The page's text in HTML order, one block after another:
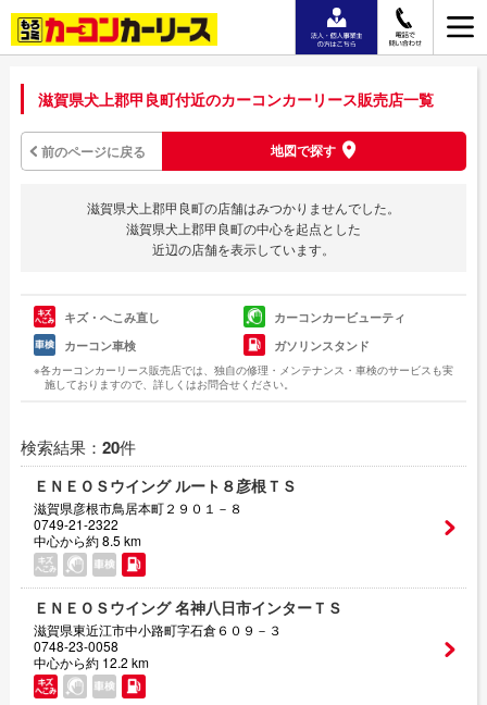
滋賀県犬上郡甲良町付近のカーコンカーリース販売店一覧
前のページに戻る 地図で探す
滋賀県犬上郡甲良町の店舗はみつかりませんでした。
滋賀県犬上郡甲良町の中心を起点とした
近辺の店舗を表示しています。
キズ・へこみ直し
カーコンカービューティ
カーコン車検
ガソリンスタンド
※各カーコンカーリース販売店では、独自の修理・メンテナンス・車検のサービスも実
施しておりますので、詳しくはお問合せください。
検索結果： 20件
ＥＮＥＯＳウイング ルート８彦根ＴＳ
滋賀県彦根市鳥居本町２９０１－８
0749-21-2322
中心から約 8.5 km
ＥＮＥＯＳウイング 名神八日市インターＴＳ
滋賀県東近江市中小路町字石倉６０９－３
0748-23-0058
中心から約 12.2 km